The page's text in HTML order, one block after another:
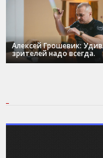
Алексей Грошевик:
зрителей надо всегда.